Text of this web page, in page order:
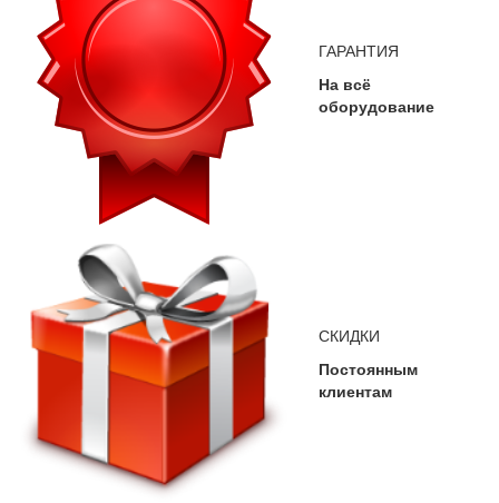
ГАРАНТИЯ
На всё
оборудование
СКИДКИ
Постоянным
клиентам